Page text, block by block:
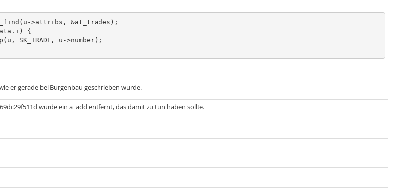
er gerade bei Burgenbau geschrieben wurde.
wurde ein a_add entfernt, das damit zu tun haben sollte.